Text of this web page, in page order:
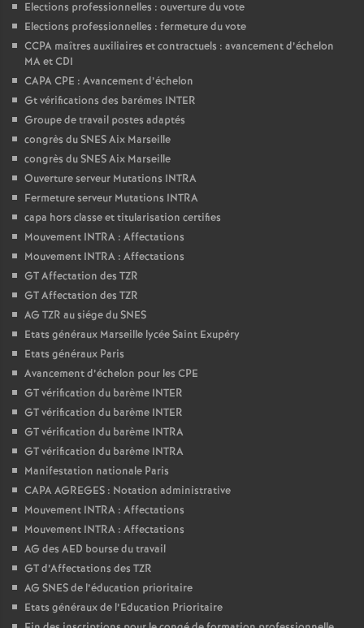
Elections professionnelles : ouverture du vote
Elections professionnelles : fermeture du vote
CCPA maîtres auxiliaires et contractuels : avancement d’échelon
MA et CDI
CAPA CPE : Avancement d’échelon
Gt vérifications des barémes INTER
Groupe de travail postes adaptés
congrès du SNES Aix Marseille
congrès du SNES Aix Marseille
Ouverture serveur Mutations INTRA
Fermeture serveur Mutations INTRA
capa hors classe et titularisation certifies
Mouvement INTRA : Affectations
Mouvement INTRA : Affectations
GT Affectation des TZR
GT Affectation des TZR
AG TZR au siége du SNES
Etats généraux Marseille lycée Saint Exupéry
Etats généraux Paris
Avancement d’échelon pour les CPE
GT vérification du barème INTER
GT vérification du barème INTER
GT vérification du barème INTRA
GT vérification du barème INTRA
Manifestation nationale Paris
CAPA AGREGES : Notation administrative
Mouvement INTRA : Affectations
Mouvement INTRA : Affectations
AG des AED bourse du travail
GT d’Affectations des TZR
AG SNES de l’éducation prioritaire
Etats généraux de l’Education Prioritaire